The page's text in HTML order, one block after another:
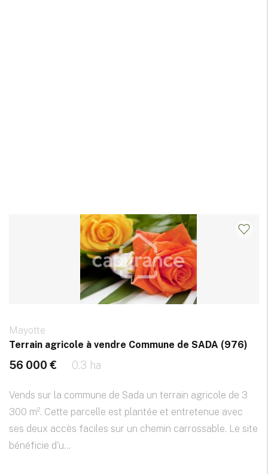
Mayotte
Terrain agricole à vendre Commune de SADA (976)
56 000 € 0.3 ha
Vends sur la commune de Sada un terrain agricole de 3
300 m². Cette parcelle est plantée et entretenue avec
ses deux accès faciles sur un chemin carrossable. Le site
bénéficie d'u...